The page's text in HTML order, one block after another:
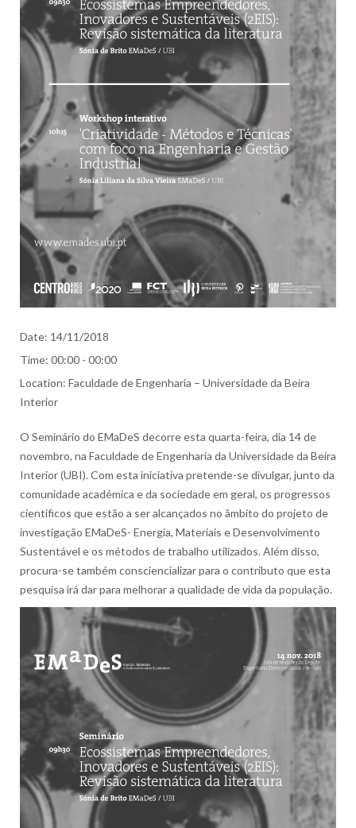
Date: 14/11/2018
Time: 00:00 - 00:00
Location: Faculdade de Engenharia – Universidade da Beira
Interior
O Seminário do EMaDeS decorre esta quarta-feira, dia 14 de
novembro, na Faculdade de Engenharia da Universidade da Beira
Interior (UBI). Com esta iniciativa pretende-se divulgar, junto da
comunidade académica e da sociedade em geral, os progressos
científicos que estão a ser alcançados no âmbito do projeto de
investigação EMaDeS- Energia, Materiais e Desenvolvimento
Sustentável e os métodos de trabalho utilizados. Além disso,
procura-se também consciencializar para o contributo que esta
pesquisa irá dar para melhorar a qualidade de vida da população.